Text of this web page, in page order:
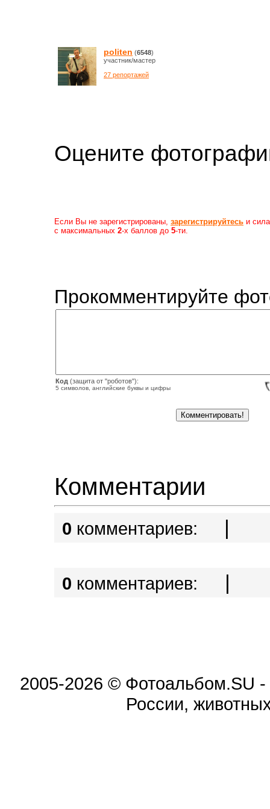
politen (6548)
участник/мастер
27 репортажей
Оцените
Если Вы не зарегистрированы, зарегистрируйтесь и
с максимальных 2-х баллов до 5-ти.
Прокомментируйте
Код (защита от "роботов"):
5 символов, английские буквы и цифры
Комментарии
0 комментариев: |
0 комментариев: |
2005-2026 © Фотоальбом.SU -
России,